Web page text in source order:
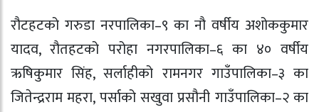
रौटहटको गरुडा नरपालिका–९ का नौ वर्षीय अशोककुमार
यादव, रौतहटको परोहा नगरपालिका–६ का ४० वर्षीय
ऋषिकुमार सिंह, सर्लाहीको रामनगर गाउँपालिका–३ का
जितेन्द्रराम महरा, पर्साको सखुवा प्रसौनी गाउँपालिका–२ का